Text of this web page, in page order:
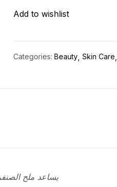
Add to wishlist
Categories: Beauty Skin Care
يساعد ملح